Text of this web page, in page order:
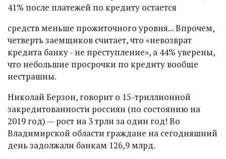
41% после платежей по кредиту остается
средств меньше прожиточного уровня... Впрочем,
четверть заемщиков считает, что «невозврат
кредита банку - не преступление», а 44% уверены,
что небольшие просрочки по кредиту вообще
нестрашны.
Николай Берзон, говорит о 15-триллионной
закредитованности россиян (по состоянию на
2019 год) — рост на 3 трлн за один год! Во
Владимирской области граждане на сегодняшний
день задолжали банкам 126,9 млрд.